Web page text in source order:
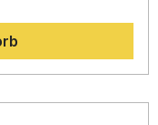
gegenüber der
Design ist nicht
auch den
Sound.Dank
db-Killer